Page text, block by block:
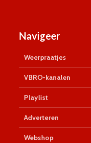
Navigeer
Weerpraatjes
VBRO-kanalen
Playlist
Adverteren
Webshop